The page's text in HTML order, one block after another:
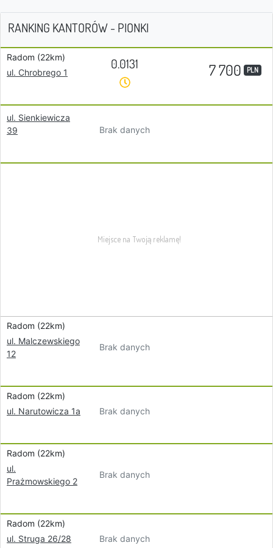
RANKING KANTORÓW - PIONKI
Radom (22km)
ul. Chrobrego 1
0.0131 7 700 PLN
ul. Sienkiewicza
39
Brak danych
Radom (22km)
ul. Malczewskiego
12
Brak danych
Radom (22km)
ul. Narutowicza 1a
Brak danych
Radom (22km)
ul.
Prażmowskiego 2
Brak danych
Radom (22km)
ul. Struga 26/28
Brak danych